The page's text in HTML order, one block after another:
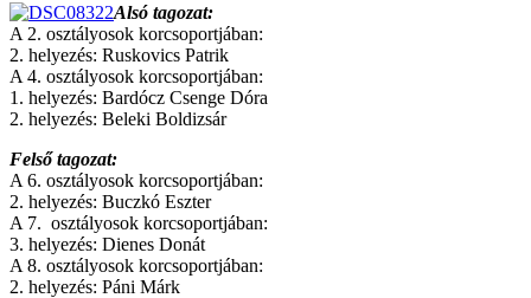
Alsó tagozat:
A 2. osztályosok korcsoportjában:
2. helyezés: Ruskovics Patrik
A 4. osztályosok korcsoportjában:
1. helyezés: Bardócz Csenge Dóra
2. helyezés: Beleki Boldizsár
Felső tagozat:
A 6. osztályosok korcsoportjában:
2. helyezés: Buczkó Eszter
A 7. osztályosok korcsoportjában:
3. helyezés: Dienes Donát
A 8. osztályosok korcsoportjában:
2. helyezés: Páni Márk